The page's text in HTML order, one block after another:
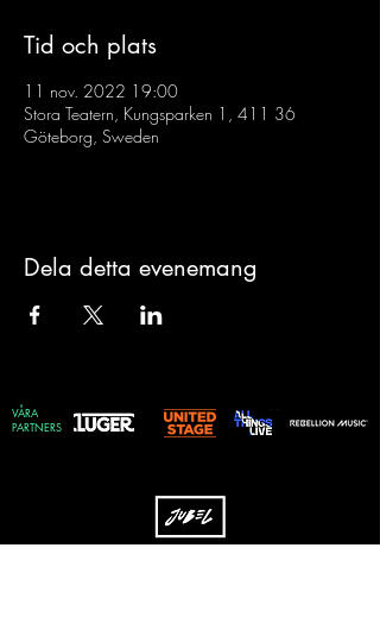
Tid och plats
11 nov. 2022 19:00
Stora Teatern, Kungsparken 1, 411 36
Göteborg, Sweden
Dela detta evenemang
VÅRA
PARTNERS